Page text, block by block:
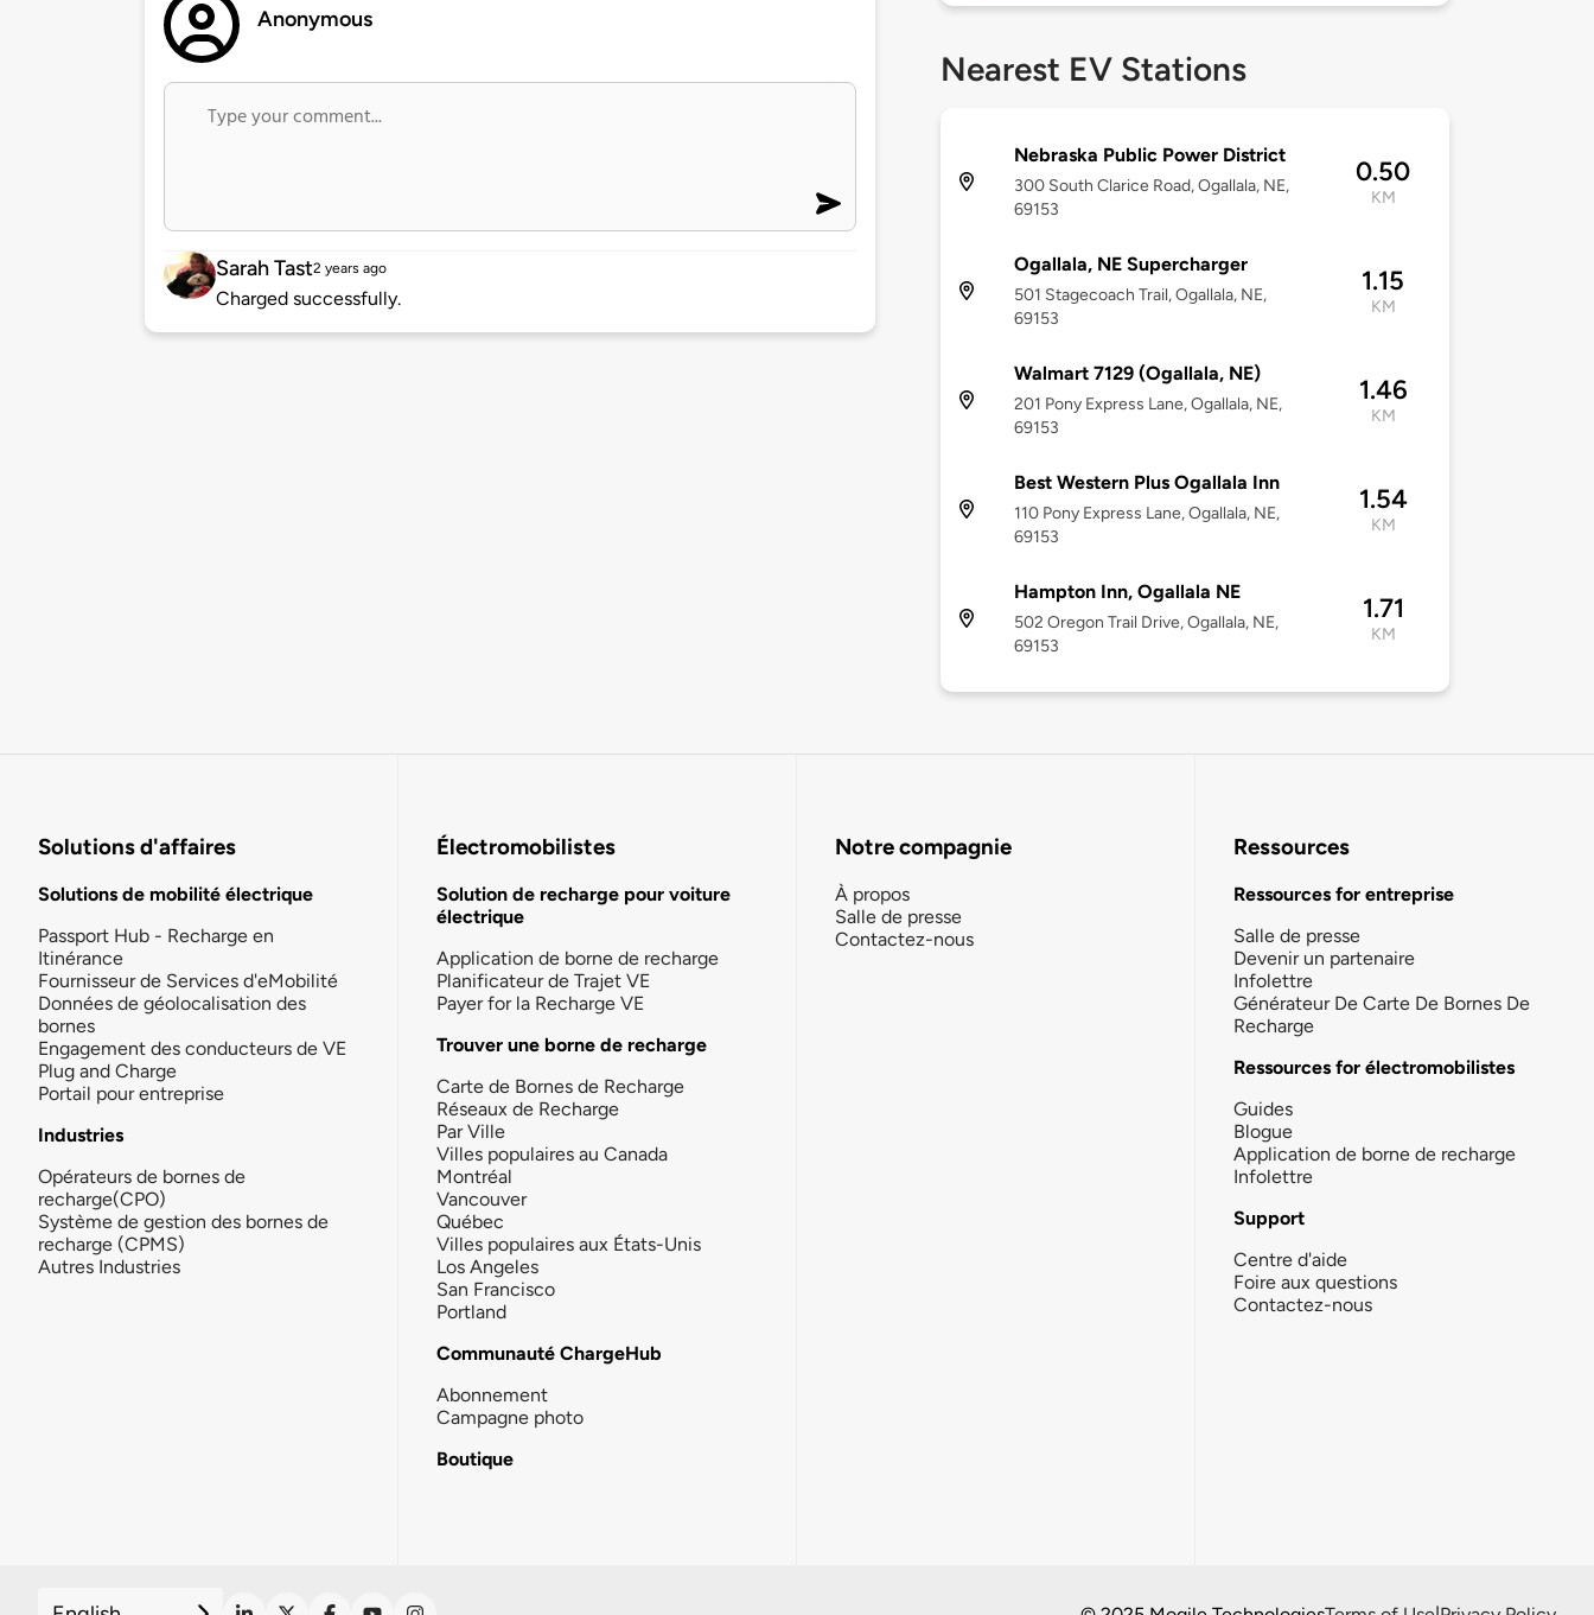
Anonymous
Sarah Tast2 years ago
Charged successfully.
Nearest EV Stations
Nebraska Public Power District
300 South Clarice Road, Ogallala, NE,
69153
0.50
KM
Ogallala, NE Supercharger
501 Stagecoach Trail, Ogallala, NE,
69153
1.15
KM
Walmart 7129 (Ogallala, NE)
201 Pony Express Lane, Ogallala, NE,
69153
1.46
KM
Best Western Plus Ogallala Inn
110 Pony Express Lane, Ogallala, NE,
69153
1.54
KM
Hampton Inn, Ogallala NE
502 Oregon Trail Drive, Ogallala, NE,
69153
1.71
KM
Solutions d'affaires
Solutions de mobilité électrique
Passport Hub - Recharge en
Itinérance
Fournisseur de Services d'eMobilité
Données de géolocalisation des
bornes
Engagement des conducteurs de VE
Plug and Charge
Portail pour entreprise
Industries
Opérateurs de bornes de
recharge(CPO)
Système de gestion des bornes de
recharge (CPMS)
Autres Industries
Électromobilistes
Solution de recharge pour voiture
électrique
Application de borne de recharge
Planificateur de Trajet VE
Payer for la Recharge VE
Trouver une borne de recharge
Carte de Bornes de Recharge
Réseaux de Recharge
Par Ville
Villes populaires au Canada
Montréal
Vancouver
Québec
Villes populaires aux États-Unis
Los Angeles
San Francisco
Portland
Communauté ChargeHub
Abonnement
Campagne photo
Boutique
Notre compagnie
À propos
Salle de presse
Contactez-nous
Ressources
Ressources for entreprise
Salle de presse
Devenir un partenaire
Infolettre
Générateur De Carte De Bornes De
Recharge
Ressources for électromobilistes
Guides
Blogue
Application de borne de recharge
Infolettre
Support
Centre d'aide
Foire aux questions
Contactez-nous